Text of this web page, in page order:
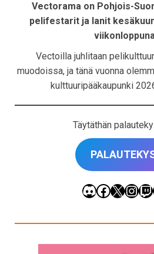
Vectorama on Pohjois-
pelifestarit ja lanit
Vectoilla juhlitaan
muodoissa, ja tänä vuonna
kulttuuripääkaupunki
Täytäthän
Discord
X